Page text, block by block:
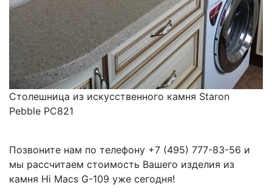
Столешница из искусственного камня Staron
Pebble PC821
Позвоните нам по телефону +7 (495) 777-83-56 и
мы рассчитаем стоимость Вашего изделия из
камня Hi Macs G-109 уже сегодня!